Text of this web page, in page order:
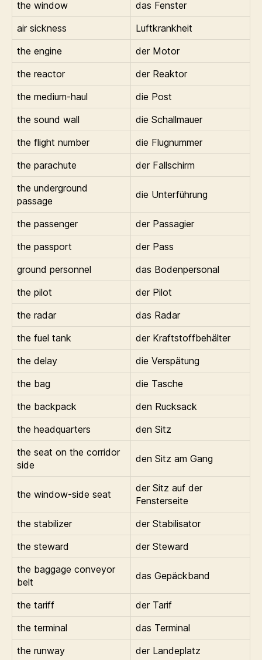
the window
das Fenster
air sickness
Luftkrankheit
the engine
der Motor
the reactor
der Reaktor
the medium-haul
die Post
the sound wall
die Schallmauer
the flight number
die Flugnummer
the parachute
der Fallschirm
the underground
passage
die Unterführung
the passenger
der Passagier
the passport
der Pass
ground personnel
das Bodenpersonal
the pilot
der Pilot
the radar
das Radar
the fuel tank
der Kraftstoffbehälter
the delay
die Verspätung
the bag
die Tasche
the backpack
den Rucksack
the headquarters
den Sitz
the seat on the corridor
side
den Sitz am Gang
the window-side seat
der Sitz auf der
Fensterseite
the stabilizer
der Stabilisator
the steward
der Steward
the baggage conveyor
belt
das Gepäckband
the tariff
der Tarif
the terminal
das Terminal
the runway
der Landeplatz